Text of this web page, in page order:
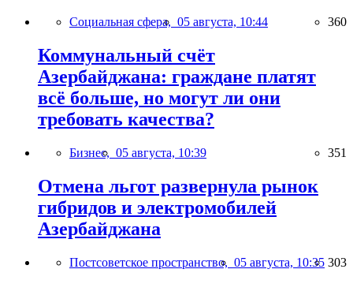
Социальная сфера, 05 августа, 10:44 360
Коммунальный счёт
Азербайджана: граждане платят
всё больше, но могут ли они
требовать качества?
Бизнес, 05 августа, 10:39 351
Отмена льгот развернула рынок
гибридов и электромобилей
Азербайджана
Постсоветское пространство, 05 августа, 10:35 303